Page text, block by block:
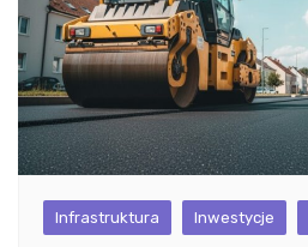
Infrastruktura Inwestycje